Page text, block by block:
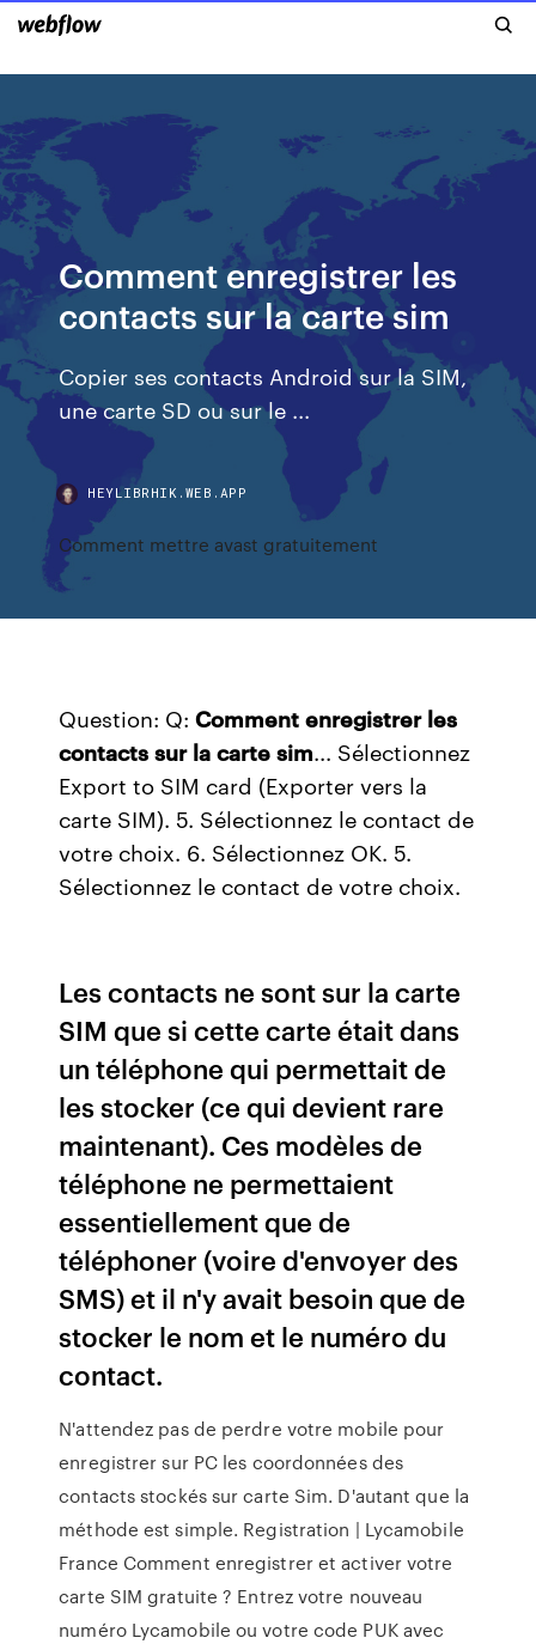
Comment enregistrer les
contacts sur la carte sim
Copier ses contacts Android sur la SIM,
une carte SD ou sur le ...
HEYLIBRHIK.WEB.APP
Comment mettre avast gratuitement
Question: Q:Comment enregistrer les
contacts sur la carte sim... Sélectionnez
Export to SIM card (Exporter vers la
carte SIM). 5. Sélectionnez le contact de
votre choix. 6. Sélectionnez OK. 5.
Sélectionnez le contact de votre choix.
Les contacts ne sont sur la carte
SIM que si cette carte était dans
un téléphone qui permettait de
les stocker (ce qui devient rare
maintenant). Ces modèles de
téléphone ne permettaient
essentiellement que de
téléphoner (voire d'envoyer des
SMS) et il n'y avait besoin que de
stocker le nom et le numéro du
contact.
N'attendez pas de perdre votre mobile pour
enregistrer sur PC les coordonnées des
contacts stockés sur carte Sim. D'autant que la
méthode est simple. Registration | Lycamobile
France Comment enregistrer et activer votre
carte SIM gratuite ? Entrez votre nouveau
numéro Lycamobile ou votre code PUK avec